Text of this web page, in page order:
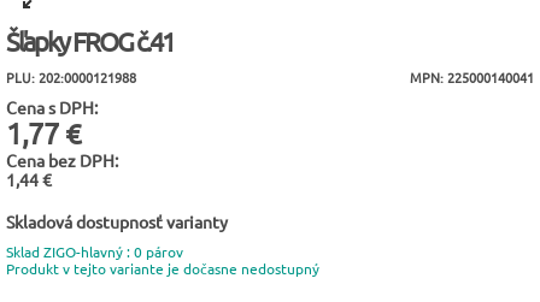
Šľapky FROG č.41
PLU: 202:0000121988 MPN: 225000140041
Cena s DPH:
1,77 €
Cena bez DPH:
1,44 €
Skladová dostupnosť varianty
Sklad ZIGO-hlavný : 0 párov
Produkt v tejto variante je dočasne nedostupný